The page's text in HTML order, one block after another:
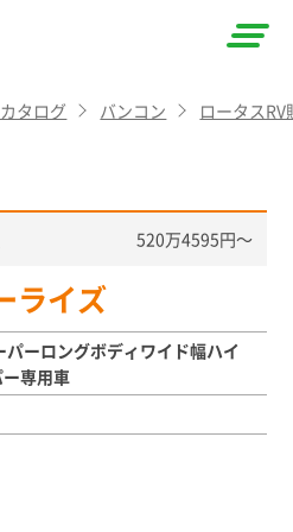
タログ バンコン ロータスRV
520万4595円～
ライズ
パーロングボディワイド幅ハイ
専用車